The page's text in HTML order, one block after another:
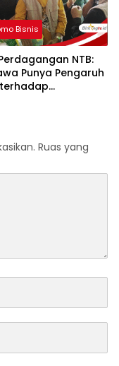
Bisnis
NTB:
Punya Pengaruh
Ruas yang